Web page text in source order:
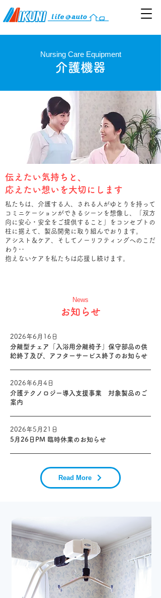
​介護機器
Nursing Care Equipment
伝えたい気持ちと、
​応えたい想いを大切にします
私たちは、介護する人、される人がゆとりを持って
コミニケーションができるシーンを想像し、「双方
向に安心・安全をご提供すること」をコンセプトの
柱に据えて
、製品開発に取り組んでおります。
アシスト＆ケア、そしてノーリフティングへのこだ
わり‥
​抱えないケアを私たちは応援し続けます。
News
​お知らせ
2026年6月16日
分離型チェア「入浴用分離椅子」保守部品の供
給終了及び、アフターサービス終了のお知らせ
2026年6月4日
介護テクノロジー導入支援事業 対象製品のご
案内
2026年5月21日
5月26日PM 臨時休業のお知らせ
Read More